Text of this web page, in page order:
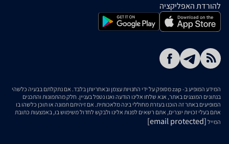
להורדת האפליקציה
המידע המופיע ב- zap מסופק על ידי החנויות עצמן ובאחריותן בלבד. אם נתקלתם בבעיה כלשהי
בנתונים המוצגים באתר, אנא שלחו אלינו הודעה ואנו נטפל בעניין. חלק מהתמונות והתכנים
המופיעים באתר זה הוכנו בעזרת מחוללי בינה מלאכותית. אם זיהיתם תמונה או תוכן כלשהו בו
אתם בעלי זכויות יוצרים, אתם רשאים לפנות אלינו ולבקש לחדול משימוש בו, באמצעות כתובת
המייל [email protected]